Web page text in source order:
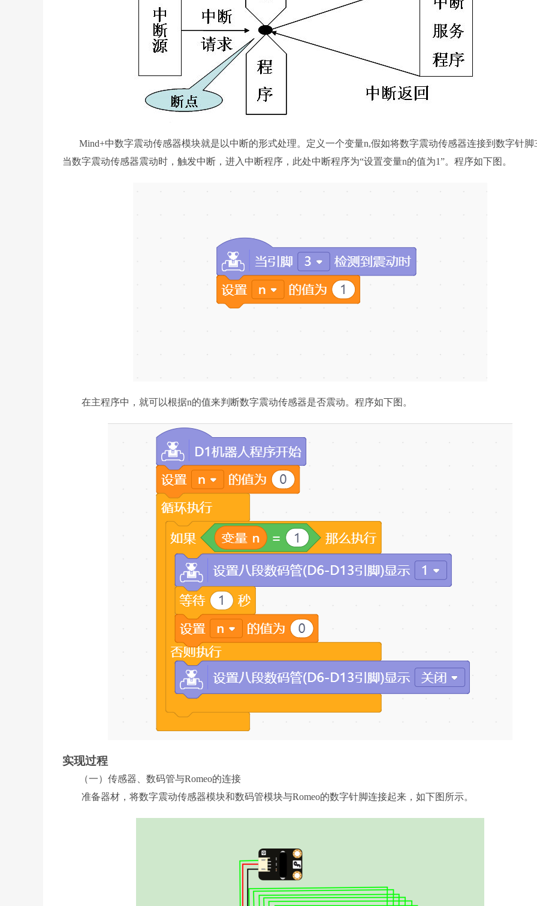
Mind+中数字震动传感器模块就是以中断的形式处理。定义一个变量n,假如将数字震动传感器连接到数字针脚
当数字震动传感器震动时，触发中断，进入中断程序，此处中断程序为“设置变量n的值为1”。程序如下图。
在主程序中，就可以根据n的值来判断数字震动传感器是否震动。程序如下图。
实现过程
（一）传感器、数码管与Romeo的连接
准备器材，将数字震动传感器模块和数码管模块与Romeo的数字针脚连接起来，如下图所示。